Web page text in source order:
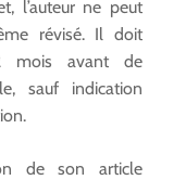
l’auteur ne peut
révisé. Il doit
mois avant de
sauf indication
de son article